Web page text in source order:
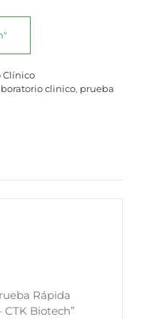
Clínico
clinico, prueba
Rápida
CTK Biotech”